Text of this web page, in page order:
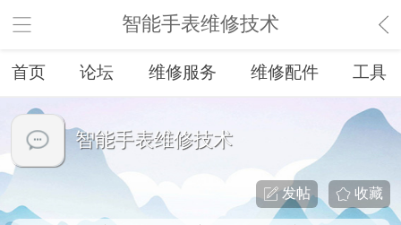
智能手表维修技术
首页 论坛 维修服务 维修配件 工具
智能手表维修技术
收藏
发帖